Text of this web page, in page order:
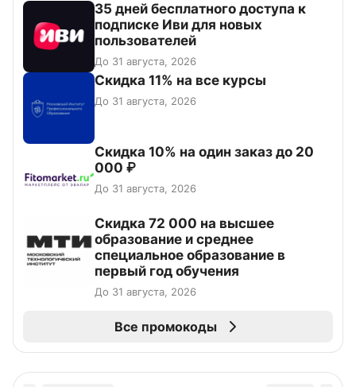
35 дней бесплатного доступа к
подписке Иви для новых
пользователей
До 31 августа, 2026
Скидка 11% на все курсы
До 31 августа, 2026
Скидка 10% на один заказ до 20
000 ₽
До 31 августа, 2026
Скидка 72 000 на высшее
образование и среднее
специальное образование в
первый год обучения
До 31 августа, 2026
Все промокоды